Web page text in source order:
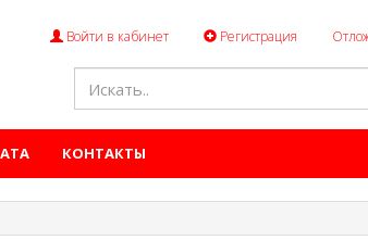
Войти в кабинет Регистрация
КОНТАКТЫ